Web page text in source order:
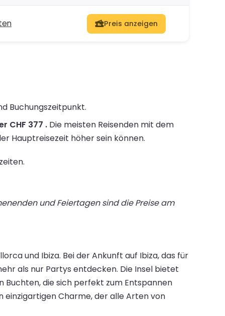
Preis anzeigen
Buchungszeitpunkt.
CHF 377 . Die meisten Reisenden mit dem
Hauptreisezeit höher sein können.
und Feiertagen sind die Preise am
und Ibiza. Bei der Ankunft auf Ibiza, das für
als nur Partys entdecken. Die Insel bietet
die sich perfekt zum Entspannen
einzigartigen Charme, der alle Arten von